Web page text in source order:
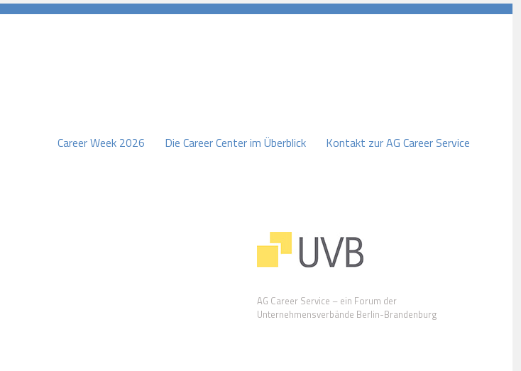
Career Week 2026 Die Career Center im Überblick Kontakt zur AG Career Service
AG Career Service – ein Forum der
Unternehmensverbände Berlin-Brandenburg